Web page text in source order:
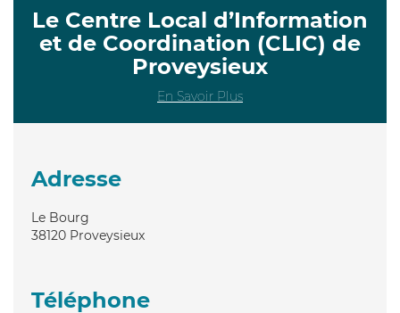
Le Centre Local d’Information
et de Coordination (CLIC) de
Proveysieux
En Savoir Plus
Adresse
Le Bourg
38120 Proveysieux
Téléphone